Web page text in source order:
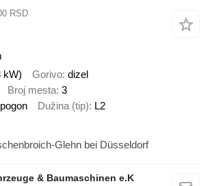
RSD
kW) Gorivo dizel
Broj mesta 3
Dužina (tip) L2
Glehn bei Düsseldorf
& Baumaschinen e.K